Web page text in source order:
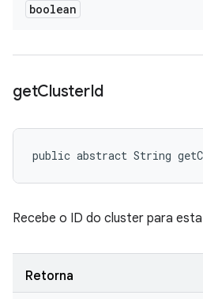
boolean
getClusterId
public abstract String
Recebe o ID do cluster para
Retorna